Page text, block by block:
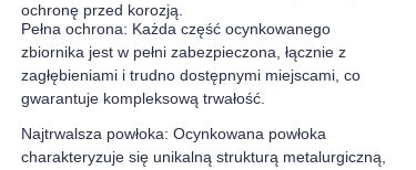
Najtrwalsza powłoka: Ocynkowana powłoka
charakteryzuje się unikalną strukturą metalurgiczną,
ochronę przed korozją.
Pełna ochrona: Każda część ocynkowanego
zbiornika jest w pełni zabezpieczona, łącznie z
zagłębieniami i trudno dostępnymi miejscami, co
gwarantuje kompleksową trwałość.